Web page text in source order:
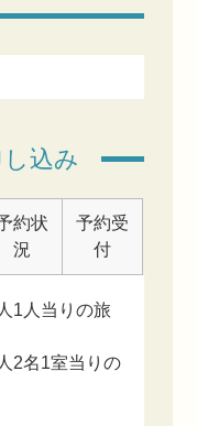
込み
約状
況
予約受
付
1人当りの旅
2名1室当りの